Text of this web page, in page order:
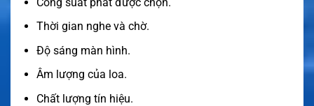
Thời gian nghe và chờ.
Độ sáng màn hình.
Âm lượng của loa.
Chất lượng tín hiệu.